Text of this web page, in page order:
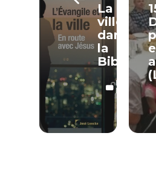
La
ville
dans
la
Bible
LECTURE
LIBRE